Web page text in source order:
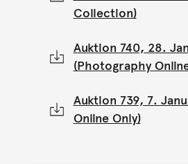
Collection)
Auktion 740, 28.
(Photography
Auktion 739, 7.
Online Only)